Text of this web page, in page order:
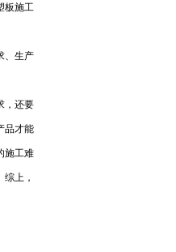
板施工
、生产
，还要
品才能
施工难
上，